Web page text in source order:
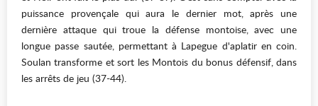
puissance provençale qui aura le dernier mot, après une
dernière attaque qui troue la défense montoise, avec une
longue passe sautée, permettant à Lapegue d'aplatir en coin.
Soulan transforme et sort les Montois du bonus défensif, dans
les arrêts de jeu (37-44).